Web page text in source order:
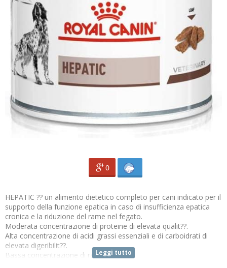
0
HEPATIC ?? un alimento dietetico completo per cani indicato per il
supporto della funzione epatica in caso di insufficienza epatica
cronica e la riduzione del rame nel fegato.
Moderata concentrazione di proteine di elevata qualit??.
Alta concentrazione di acidi grassi essenziali e di carboidrati di
elevata digeribilit??.
Bassa concentrazione di rame.Leggi tutto